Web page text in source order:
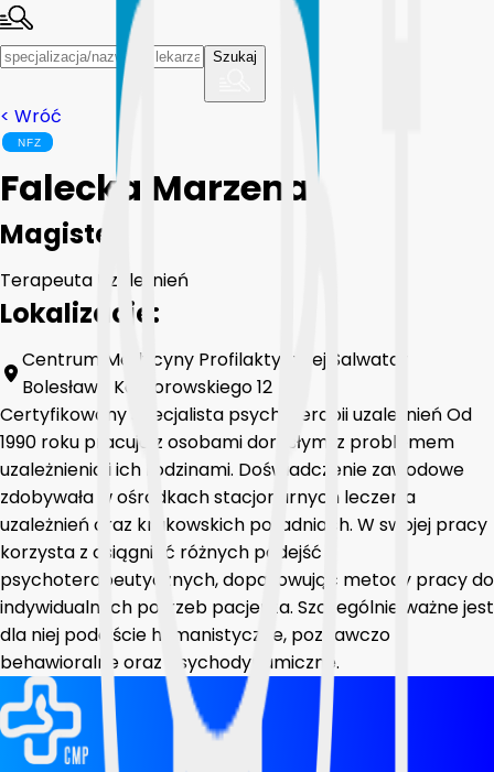
Szukaj
< Wróć
Falecka Marzena
Magister
Terapeuta Uzależnień
Lokalizacje:
Centrum Medycyny Profilaktycznej Salwator
Bolesława Komorowskiego 12
Certyfikowany specjalista psychoterapii uzależnień Od
1990 roku pracuje z osobami dorosłymi z problemem
uzależnienia i ich rodzinami. Doświadczenie zawodowe
zdobywała w ośrodkach stacjonarnych leczenia
uzależnień oraz krakowskich poradniach. W swojej pracy
korzysta z osiągnięć różnych podejść
psychoterapeutycznych, dopasowując metody pracy do
indywidualnych potrzeb pacjenta. Szczególnie ważne jest
dla niej podejście humanistyczne, poznawczo
behawioralne oraz psychodynamiczne.